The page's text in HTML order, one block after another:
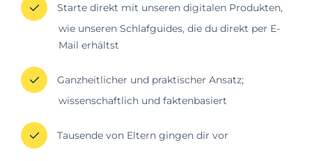
Starte direkt mit unseren digitalen Produkten,
wie unseren Schlafguides, die du direkt per E-
Mail erhältst
Ganzheitlicher und praktischer Ansatz;
wissenschaftlich und faktenbasiert
Tausende von Eltern gingen dir vor